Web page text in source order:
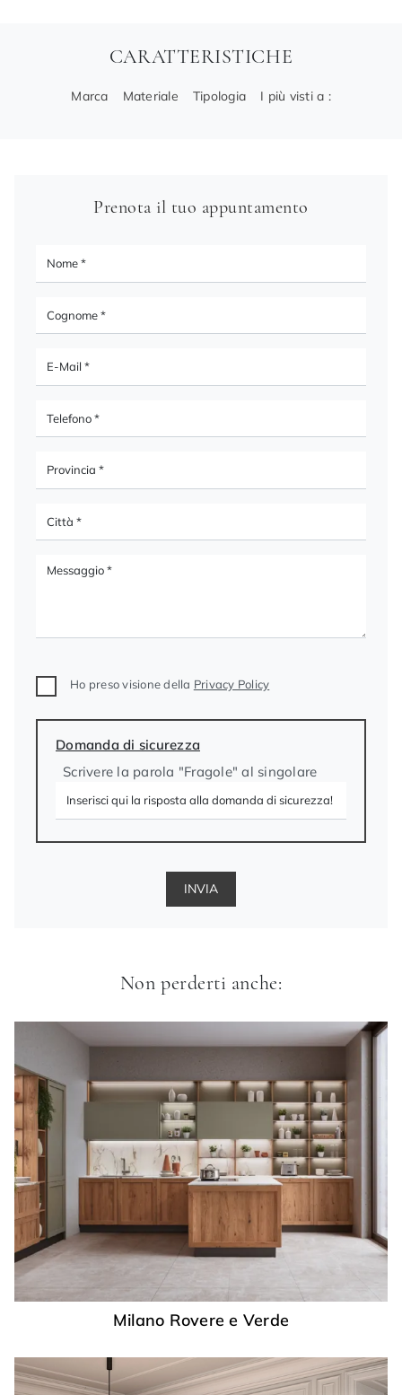
CARATTERISTICHE
Marca Materiale Tipologia I più visti a :
Prenota il tuo appuntamento
Ho preso visione della Privacy Policy
Domanda di sicurezza
Scrivere la parola "Fragole" al singolare
INVIA
Non perderti anche:
Milano Rovere e Verde